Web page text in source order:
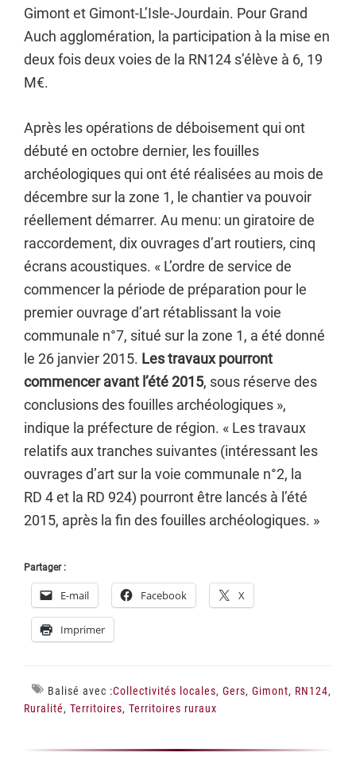
Gimont et Gimont-L’Isle-Jourdain. Pour Grand
Auch agglomération, la participation à la mise en
deux fois deux voies de la RN124 s’élève à 6, 19
M€.
Après les opérations de déboisement qui ont
débuté en octobre dernier, les fouilles
archéologiques qui ont été réalisées au mois de
décembre sur la zone 1, le chantier va pouvoir
réellement démarrer. Au menu: un giratoire de
raccordement, dix ouvrages d’art routiers, cinq
écrans acoustiques. « L’ordre de service de
commencer la période de préparation pour le
premier ouvrage d’art rétablissant la voie
communale n°7, situé sur la zone 1, a été donné
le 26 janvier 2015. Les travaux pourront
commencer avant l’été 2015, sous réserve des
conclusions des fouilles archéologiques »,
indique la préfecture de région. « Les travaux
relatifs aux tranches suivantes (intéressant les
ouvrages d’art sur la voie communale n°2, la
RD 4 et la RD 924) pourront être lancés à l’été
2015, après la fin des fouilles archéologiques. »
Partager :
E-mail Facebook X
Imprimer
Balisé avec :Collectivités locales, Gers, Gimont, RN124,
Ruralité, Territoires, Territoires ruraux